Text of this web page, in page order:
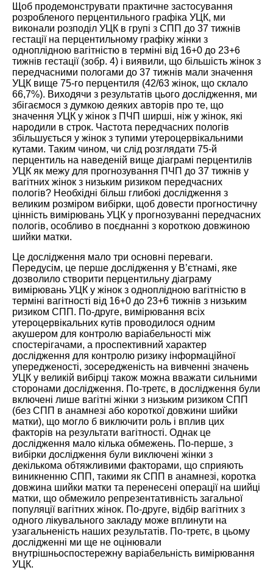
Щоб продемонструвати практичне застосування
розробленого перцентильного графіка УЦК, ми
виконали розподіл УЦК в групі з СПП до 37 тижнів
гестації на перцентильному графіку жінки з
одноплідною вагітністю в терміні від 16+0 до 23+6
тижнів гестації (зобр. 4) і виявили, що більшість жінок з
передчасними пологами до 37 тижнів мали значення
УЦК вище 75-го перцентиля (42/63 жінок, що склало
66,7%). Виходячи з результатів цього дослідження, ми
збігаємося з думкою деяких авторів про те, що
значення УЦК у жінок з ПЧП ширші, ніж у жінок, які
народили в строк. Частота передчасних пологів
збільшується у жінок з тупими утероцервікальними
кутами. Таким чином, чи слід розглядати 75-й
перцентиль на наведеній вище діаграмі перцентилів
УЦК як межу для прогнозування ПЧП до 37 тижнів у
вагітних жінок з низьким ризиком передчасних
пологів? Необхідні більш глибокі дослідження з
великим розміром вибірки, щоб довести прогностичну
цінність вимірювань УЦК у прогнозуванні передчасних
пологів, особливо в поєднанні з короткою довжиною
шийки матки.
Це дослідження мало три основні переваги.
Передусім, це перше дослідження у В’єтнамі, яке
дозволило створити перцентильну діаграму
вимірювань УЦК у жінок з одноплідною вагітністю в
терміні вагітності від 16+0 до 23+6 тижнів з низьким
ризиком СПП. По-друге, вимірювання всіх
утероцервікальних кутів проводилося одним
акушером для контролю варіабельності між
спостерігачами, а проспективний характер
дослідження для контролю ризику інформаційної
упередженості, зосередженість на вивченні значень
УЦК у великій вибірці також можна вважати сильними
сторонами дослідження. По-третє, в дослідження були
включені лише вагітні жінки з низьким ризиком СПП
(без СПП в анамнезі або короткої довжини шийки
матки), що могло б виключити роль і вплив цих
факторів на результати вагітності. Однак це
дослідження мало кілька обмежень. По-перше, з
вибірки дослідження були виключені жінки з
декількома обтяжливими факторами, що сприяють
виникненню СПП, такими як СПП в анамнезі, коротка
довжина шийки матки та перенесені операції на шийці
матки, що обмежило репрезентативність загальної
популяції вагітних жінок. По-друге, відбір вагітних з
одного лікувального закладу може вплинути на
узагальненість наших результатів. По-третє, в цьому
дослідженні ми ще не оцінювали
внутрішньоспостережну варіабельність вимірювання
УЦК.